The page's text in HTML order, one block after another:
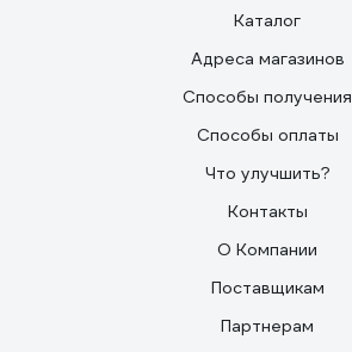
Каталог
Адреса магазинов
Способы получения
Способы оплаты
Что улучшить?
Контакты
О Компании
Поставщикам
Партнерам